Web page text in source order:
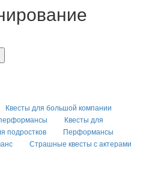
Квесты для большой компании
Квесты для
подростков
Перформансы
Страшные квесты с актерами